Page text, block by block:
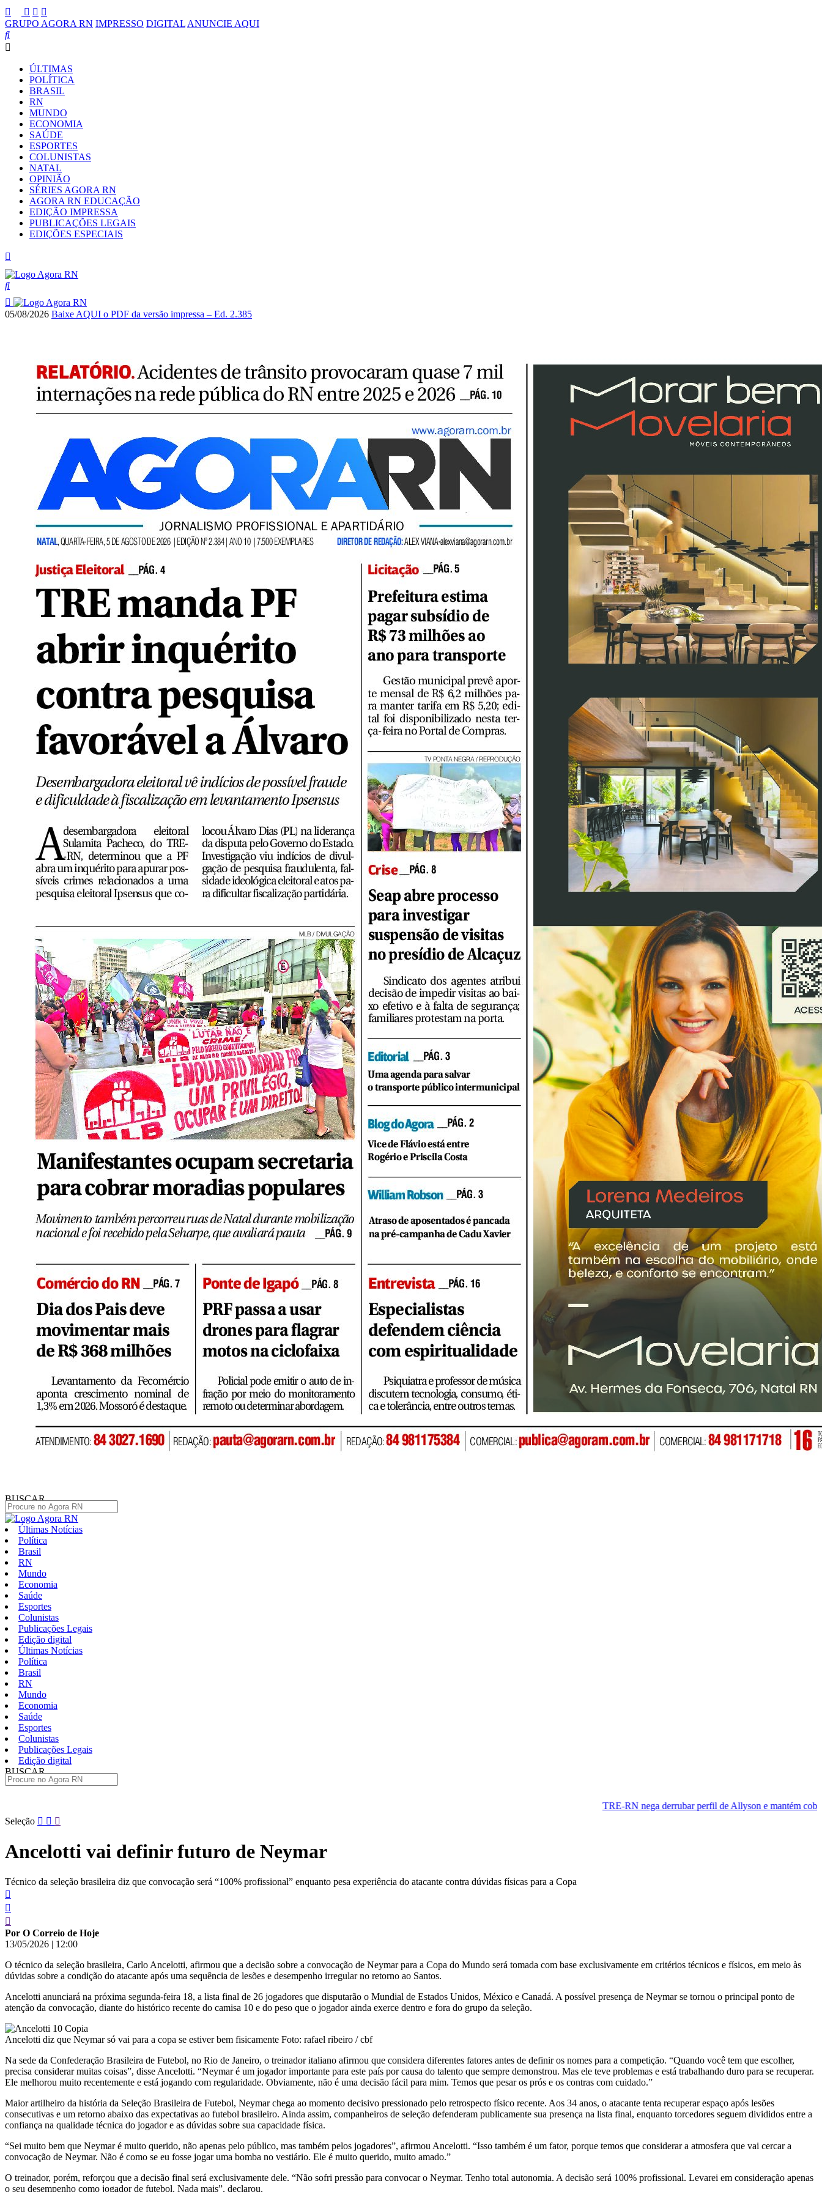
GRUPO AGORA RN IMPRESSO DIGITAL ANUNCIE AQUI
ÚLTIMAS
POLÍTICA
BRASIL
RN
MUNDO
ECONOMIA
SAÚDE
ESPORTES
COLUNISTAS
NATAL
OPINIÃO
SÉRIES AGORA RN
AGORA RN EDUCAÇÃO
EDIÇÃO IMPRESSA
PUBLICAÇÕES LEGAIS
EDIÇÕES ESPECIAIS
05/08/2026 Baixe AQUI o PDF da versão impressa – Ed. 2.385
BUSCAR
Últimas Notícias
Política
Brasil
RN
Mundo
Economia
Saúde
Esportes
Colunistas
Publicações Legais
Edição digital
Últimas Notícias
Política
Brasil
RN
Mundo
Economia
Saúde
Esportes
Colunistas
Publicações Legais
Edição digital
BUSCAR
TRE-RN nega derrubar perfil de Allyson e mantém cobertura da
Pular
conteúdo
Seleção
Ancelotti vai definir futuro de Neymar
Técnico da seleção brasileira diz que convocação será “100% profissional” enquanto pesa experiência do atacante contra dúvidas físicas para a Copa
Por O Correio de Hoje
13/05/2026 | 12:00
O técnico da seleção brasileira, Carlo Ancelotti, afirmou que a decisão sobre a convocação de Neymar para a Copa do Mundo será tomada com base exclusivamente em critérios técnicos e físicos, em meio às
dúvidas sobre a condição do atacante após uma sequência de lesões e desempenho irregular no retorno ao Santos.
Ancelotti anunciará na próxima segunda-feira 18, a lista final de 26 jogadores que disputarão o Mundial de Estados Unidos, México e Canadá. A possível presença de Neymar se tornou o principal ponto de
atenção da convocação, diante do histórico recente do camisa 10 e do peso que o jogador ainda exerce dentro e fora do grupo da seleção.
Ancelotti diz que Neymar só vai para a copa se estiver bem fisicamente Foto: rafael ribeiro / cbf
Na sede da Confederação Brasileira de Futebol, no Rio de Janeiro, o treinador italiano afirmou que considera diferentes fatores antes de definir os nomes para a competição. “Quando você tem que escolher,
precisa considerar muitas coisas”, disse Ancelotti. “Neymar é um jogador importante para este país por causa do talento que sempre demonstrou. Mas ele teve problemas e está trabalhando duro para se recuperar.
Ele melhorou muito recentemente e está jogando com regularidade. Obviamente, não é uma decisão fácil para mim. Temos que pesar os prós e os contras com cuidado.”
Maior artilheiro da história da Seleção Brasileira de Futebol, Neymar chega ao momento decisivo pressionado pelo retrospecto físico recente. Aos 34 anos, o atacante tenta recuperar espaço após lesões
consecutivas e um retorno abaixo das expectativas ao futebol brasileiro. Ainda assim, companheiros de seleção defenderam publicamente sua presença na lista final, enquanto torcedores seguem divididos entre a
confiança na qualidade técnica do jogador e as dúvidas sobre sua capacidade física.
“Sei muito bem que Neymar é muito querido, não apenas pelo público, mas também pelos jogadores”, afirmou Ancelotti. “Isso também é um fator, porque temos que considerar a atmosfera que vai cercar a
convocação de Neymar. Não é como se eu fosse jogar uma bomba no vestiário. Ele é muito querido, muito amado.”
O treinador, porém, reforçou que a decisão final será exclusivamente dele. “Não sofri pressão para convocar o Neymar. Tenho total autonomia. A decisão será 100% profissional. Levarei em consideração apenas
o seu desempenho como jogador de futebol. Nada mais”, declarou.